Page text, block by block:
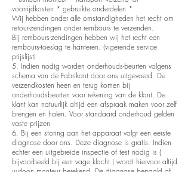
voorrijdkosten * gebruikte onderdelen *
Wij hebben onder alle omstandigheden het recht om
retour-zendingen onder rembours te verzenden.
Bij rembours-zendingen hebben wij het recht een
rembours-toeslag te hanteren. (vigerende service
prijslijst)
5. Indien nodig worden onderhouds-beurten volgens
schema van de Fabrikant door ons uitgevoerd. De
verzendkosten heen en terug komen bij
onderhoudsbeurten voor rekening van de klant. De
klant kan natuurlijk altijd een afspraak maken voor zelf
brengen en halen. Voor standaard onderhoud gelden
vaste prijzen
6. Bij een storing aan het apparaat volgt een eerste
diagnose door ons. Deze diagnose is gratis. Indien
echter een uitgebreide inspectie of test nodig is (
bijvoorbeeld bij een vage klacht ) wordt hiervoor altijd